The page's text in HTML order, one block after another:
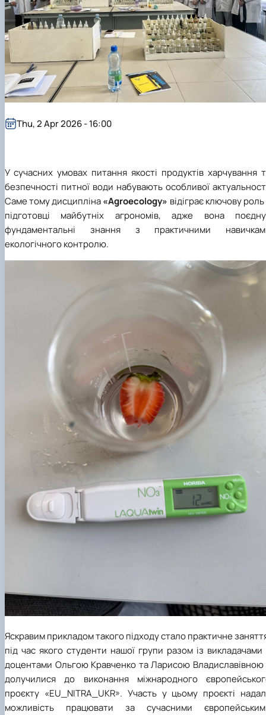
У сучасних умовах питання якості продуктів харчування
безпечності питної води набувають особливої
Саме тому дисципліна«Agroecology» відіграє ключову роль
підготовці майбутніх агрономів, адже вона
фундаментальні знання з практичними
екологічного контролю.
Яскравим прикладом такого підходу стало практичне
під час якого студенти нашої групи разом із викладачами
доцентами Ольгою Кравченко та Ларисою Владиславівною
долучилися до виконання міжнародного
проєкту «EU_NITRA_UKR». Участь у цьому проєкті
можливість працювати за сучасними
Thu, 2 Apr 2026 - 16:00